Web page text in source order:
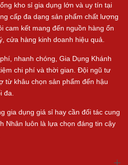
kho sỉ gia dụng lớn và uy tín tại
cấp đa dạng sản phẩm chất lượng
cam kết mang đến nguồn hàng ổn
cửa hàng kinh doanh hiệu quả.
nhanh chóng, Gia Dụng Khánh
chi phí và thời gian. Đội ngũ tư
từ khâu chọn sản phẩm đến hậu
đa.
gia dụng giá sỉ hay cần đối tác cung
Nhân luôn là lựa chọn đáng tin cậy